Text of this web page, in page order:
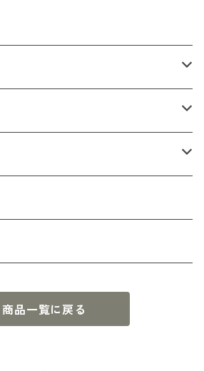
商品一覧に戻る